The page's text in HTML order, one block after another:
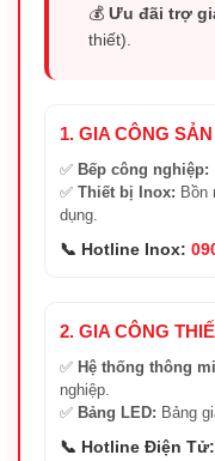
💰Ưu đãi trợ
thiết).
1. GIA CÔNG
✅ Bếp công nghiệp:
✅ Thiết bị Inox: Bồn
dụng.
📞 Hotline Inox:
2. GIA CÔNG
✅ Hệ thống thông
nghiệp.
✅ Bảng LED: Bảng
📞 Hotline Điện Tử: